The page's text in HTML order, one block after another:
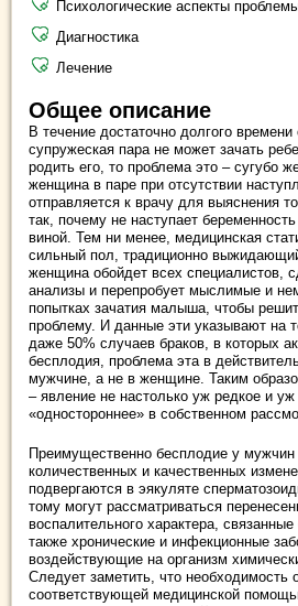
Психологические аспекты
Диагностика
Лечение
Общее описание
В течение достаточно долгого
супружеская пара не может зачать
родить его, то проблема это – сугубо
женщина в паре при отсутствии
отправляется к врачу для выяснения
так, почему не наступает
виной. Тем ни менее, медицинская
сильный пол, традиционно
женщина обойдет всех специалистов,
анализы и перепробует мыслимые и
попытках зачатия малыша, чтобы
проблему. И данные эти указывают на
даже 50% случаев браков, в которых
бесплодия, проблема эта в
мужчине, а не в женщине. Таким
– явление не настолько уж редкое и
«одностороннее» в собственном
Преимущественно бесплодие у мужчин
количественных и качественных
подвергаются в эякуляте
тому могут рассматриваться
воспалительного характера,
также хронические и инфекционные
воздействующие на организм
Следует заметить, что необходимость
соответствующей медицинской